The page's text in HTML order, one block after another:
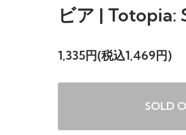
ビア | Totopia:
1,335円(税込1,469円)
SOLD